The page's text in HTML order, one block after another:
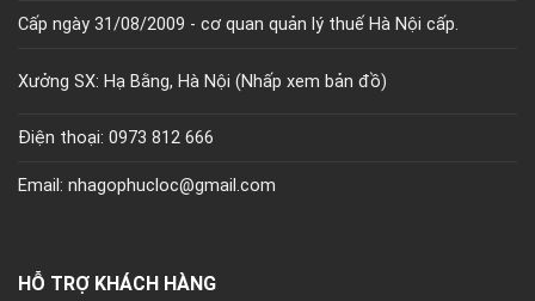
Cấp ngày 31/08/2009 - cơ quan quản lý thuế Hà Nội cấp.
Xưởng SX: Hạ Bằng, Hà Nội (Nhấp xem bản đồ)
Điện thoại: 0973 812 666
Email: nhagophucloc@gmail.com
HỖ TRỢ KHÁCH HÀNG